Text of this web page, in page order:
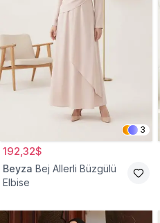
3
192,32$
Beyza Bej Allerli Büzgülü
Elbise